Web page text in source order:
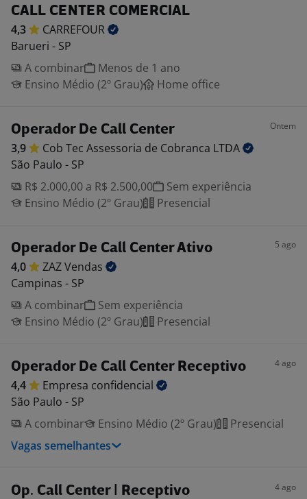
CALL CENTER COMERCIAL
4,3
CARREFOUR
Barueri - SP
A combinar
Menos de 1 ano
Ensino Médio (2º Grau)
Home office
Operador De Call Center Ontem
3,9 Cob Tec Assessoria de Cobranca LTDA
São Paulo - SP
R$ 2.000,00 a R$ 2.500,00
Sem experiência
Ensino Médio (2º Grau)
Presencial
Operador De Call Center Ativo 5 ago
4,0 ZAZVendas
Campinas - SP
A combinar
Sem experiência
Ensino Médio (2º Grau)
Presencial
Operador De Call Center Receptivo 4 ago
4,4 Empresa confidencial
São Paulo - SP
A combinar
Ensino Médio (2º Grau)
Presencial
Vagas semelhantes
Op. Call Center | Receptivo 4 ago